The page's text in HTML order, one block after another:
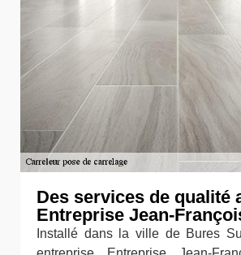
Des services de qualité
Entreprise Jean-
Installé dans la ville de Bures